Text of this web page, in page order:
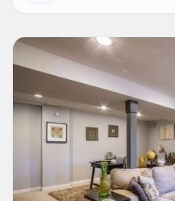
Linda residência